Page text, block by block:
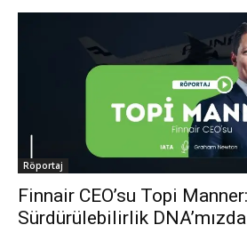
Röportaj
Finnair CEO’su Topi Manner:
Sürdürülebilirlik